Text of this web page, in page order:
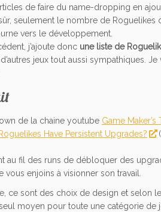
de faire du name-dropping en
seulement le nombre de
vers le développement.
j’ajoute donc une liste de
jeux tout aussi sympathiques.
de la chaine youtube Game Maker’s
Have Persistent Upgrades?
au fil des runs de débloquer des
enjoins à visionner son travail.
ce sont des choix de design et selon
seul moyen pour toute une catégorie